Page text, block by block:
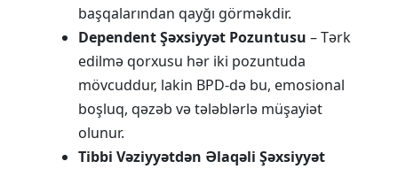
başqalarından qayğı görməkdir.
Dependent Şəxsiyyət Pozuntusu – Tərk
edilmə qorxusu hər iki pozuntuda
mövcuddur, lakin BPD-də bu, emosional
boşluq, qəzəb və tələblərlə müşayiət
olunur.
Tibbi Vəziyyətdən Əlaqəli Şəxsiyyət